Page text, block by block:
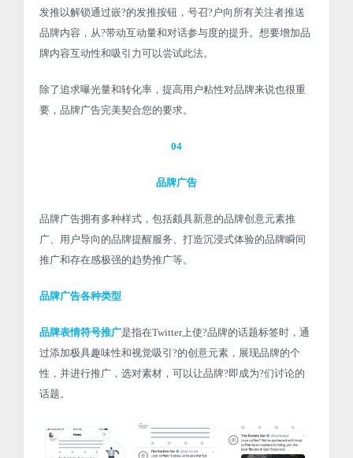
发推以解锁通过嵌?的发推按钮，号召?户向所有关注者推送
品牌内容，从?带动互动量和对话参与度的提升。想要增加品
牌内容互动性和吸引力可以尝试此法。
除了追求曝光量和转化率，提高用户粘性对品牌来说也很重
要，品牌广告完美契合您的要求。
04
品牌广告
品牌广告拥有多种样式，包括颇具新意的品牌创意元素推
广、用户导向的品牌提醒服务、打造沉浸式体验的品牌瞬间
推广和存在感极强的趋势推广等。
品牌广告各种类型
品牌表情符号推广是指在Twitter上使?品牌的话题标签时，通
过添加极具趣味性和视觉吸引?的创意元素，展现品牌的个
性，并进行推广，选对素材，可以让品牌?即成为?们讨论的
话题。